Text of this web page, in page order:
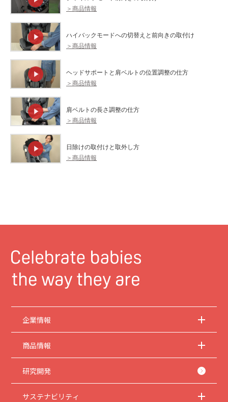
＞商品情報
ハイバックモードへの切替えと前向きの取付け
＞商品情報
ヘッドサポートと肩ベルトの位置調整の仕方
＞商品情報
肩ベルトの長さ調整の仕方
＞商品情報
日除けの取付けと取外し方
＞商品情報
企業情報
商品情報
研究開発
サステナビリティ